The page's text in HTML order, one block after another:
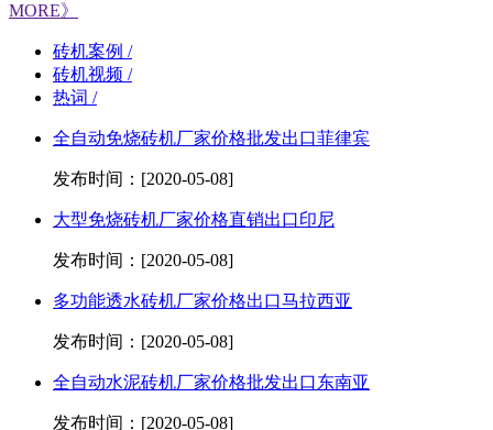
MORE》
砖机案例 /
砖机视频 /
热词 /
全自动免烧砖机厂家价格批发出口菲律宾
发布时间：[2020-05-08]
大型免烧砖机厂家价格直销出口印尼
发布时间：[2020-05-08]
多功能透水砖机厂家价格出口马拉西亚
发布时间：[2020-05-08]
全自动水泥砖机厂家价格批发出口东南亚
发布时间：[2020-05-08]